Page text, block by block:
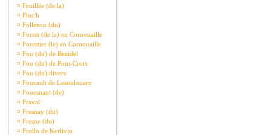
¤ Feuillée (de la)
¤ Floc'h
¤ Follezou (du)
¤ Forest (de la) en Cornouaille
¤ Forestier (le) en Cornouaille
¤ Fou (du) de Bezidel
¤ Fou (du) de Pont-Croix
¤ Fou (du) divers
¤ Foucault de Lesoulouarn
¤ Fouesnant (de)
¤ Fraval
¤ Fresnay (du)
¤ Fresne (du)
¤ Frollo de Kerlivio